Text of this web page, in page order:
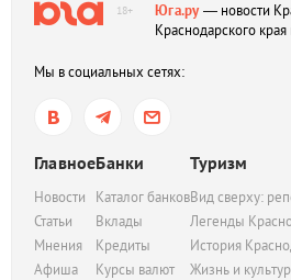
18+ Юга.ру— новости
Краснодарского
Мы в социальных сетях:
Главное
Новости
Статьи
Мнения
Афиша
Банки
Каталог банков
Вклады
Кредиты
Курсы валют
Туризм
Вид сверху:
Легенды
История
Жизнь и